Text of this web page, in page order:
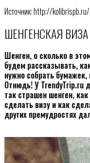
Источник: http://
ШЕНГЕНСКАЯ
Шенген, о сколько в
будем рассказывать,
нужно собрать бумажек,
Отнюдь! У TrendyTrip.ru
так страшен шенген,
сделать визу и как
других премудростях